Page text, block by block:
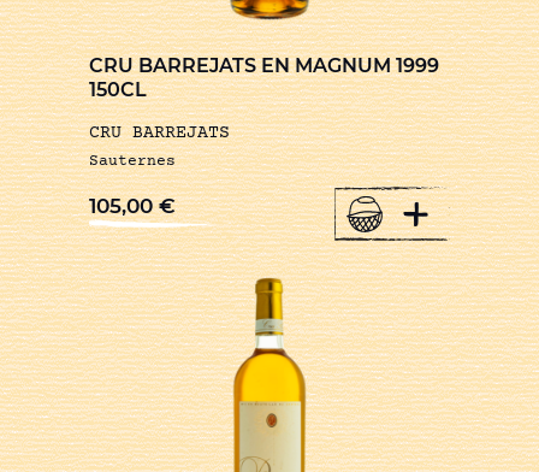
CRU BARREJATS EN MAGNUM 1999
150CL
CRU BARREJATS
Sauternes
105,00€ +